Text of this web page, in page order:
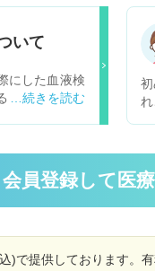
いて
にした血液検
と言われまし
診察予約を取
病気、という
安です。今ま
ことはありま
しっかり診て
うか。パート
会員登録して医
)で提供しております。